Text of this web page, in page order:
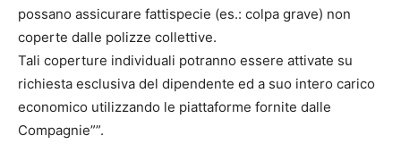
possano assicurare fattispecie (es.: colpa grave) non
coperte dalle polizze collettive.
Tali coperture individuali potranno essere attivate su
richiesta esclusiva del dipendente ed a suo intero carico
economico utilizzando le piattaforme fornite dalle
Compagnie””.